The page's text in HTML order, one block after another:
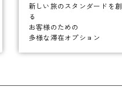
新しい旅のスタンダードを
る
お客様のための
多様な滞在オプション